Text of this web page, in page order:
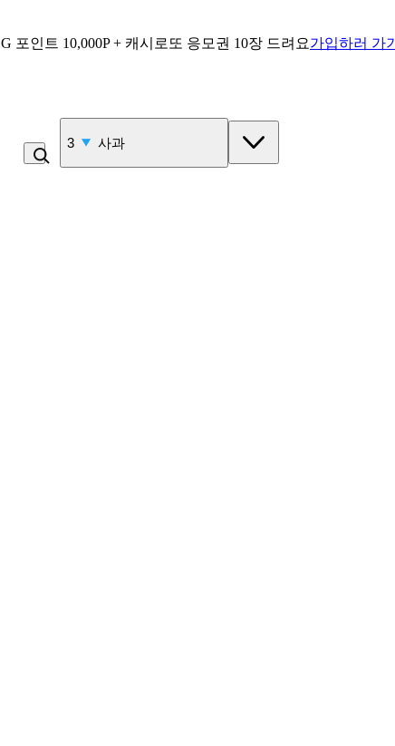
G 포인트 10,000P + 캐시로또 응모권 10장 드려요가입하러 가기
3 사과